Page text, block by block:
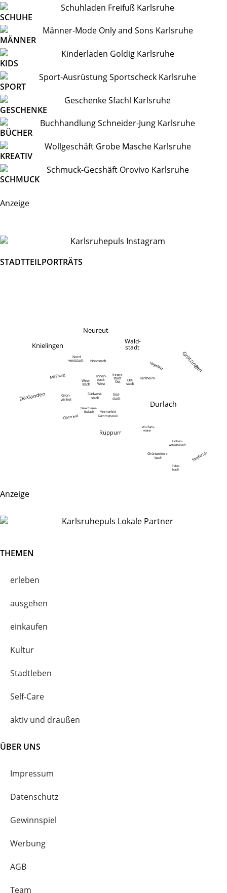
SCHUHE
MÄNNER
KIDS
SPORT
GESCHENKE
BÜCHER
KREATIV
SCHMUCK
Anzeige
STADTTEILPORTRÄTS
Neureut
Wald-
stadt
Hagsfeld Grötzingen
Durlach
Hohen-
wettersbach
Wolfarts-
weier
Beiertheim-
Bulach
Weiherfeld-
Dammerstock
Grünwetters-
bach Stupferich
Palm-
bach
Rüppurr
Oberreut
Grün-
winkel
Daxlanden
Mühlburg
Nord
weststadt Nordstadt
West-
stadt
Südwest-
stadt
Süd-
stadt
Ost-
stadt
Innen-
stadt
Ost
Innen-
stadt
West
Rintheim
Knielingen
Anzeige
THEMEN
erleben
ausgehen
einkaufen
Kultur
Stadtleben
Self-Care
aktiv und draußen
ÜBER UNS
Impressum
Datenschutz
Gewinnspiel
Werbung
AGB
Team